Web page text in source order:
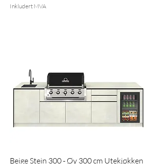
Inkludert MVA
Beige Stein 300 - Øy 300 cm Utekjøkken